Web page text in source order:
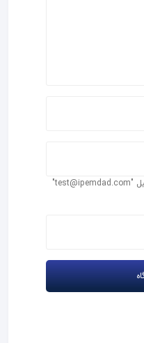
در صورتی که ایمیل ندارید، لطفاً ایمیل "test@ipemdad.com"